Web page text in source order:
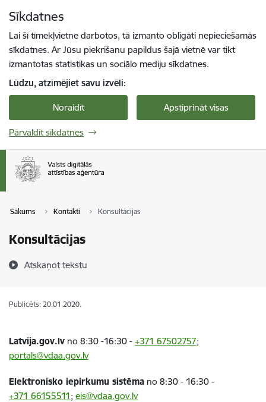
Sīkdatnes
Lai šī tīmekļvietne darbotos, tā izmanto obligāti nepieciešamās
sīkdatnes. Ar Jūsu piekrišanu papildus šajā vietnē var tikt
izmantotas statistikas un sociālo mediju sīkdatnes.
Lūdzu, atzīmējiet savu izvēli:
Noraidīt Apstiprināt visas
Pārvaldīt sīkdatnes
Sākums Kontakti Konsultācijas
Konsultācijas
Atskaņot tekstu
Publicēts: 20.01.2020.
Latvija.gov.lv no 8:30 -16:30 - +371 67502757;
portals@vdaa.gov.lv
Elektronisko iepirkumu sistēma no 8:30 - 16:30 -
+371 66155511; eis@vdaa.gov.lv